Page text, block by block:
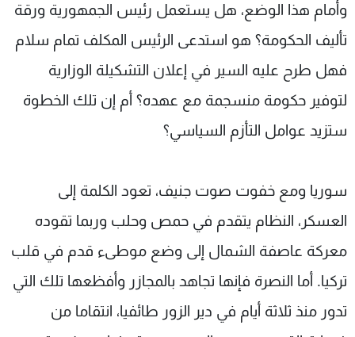
وأمام هذا الوضع، هل يستعمل رئيس الجمهورية ورقة
تأليف الحكومة؟ هو استدعى الرئيس المكلف تمام سلام
فهل طرح عليه السير في إعلان التشكيلة الوزارية
لتوفير حكومة منسجمة مع عهده؟ أم إن تلك الخطوة
ستزيد عوامل التأزم السياسي؟
سوريا ومع خفوت صوت جنيف، تعود الكلمة إلى
العسكر، النظام يتقدم في حمص وحلب وربما تقوده
معركة عاصفة الشمال إلى وضع موطىء قدم في قلب
تركيا. أما النصرة فإنها تجاهد بالمجازر وأفظعها تلك التي
تدور منذ ثلاثة أيام في دير الزور طائفيا، انتقاما من